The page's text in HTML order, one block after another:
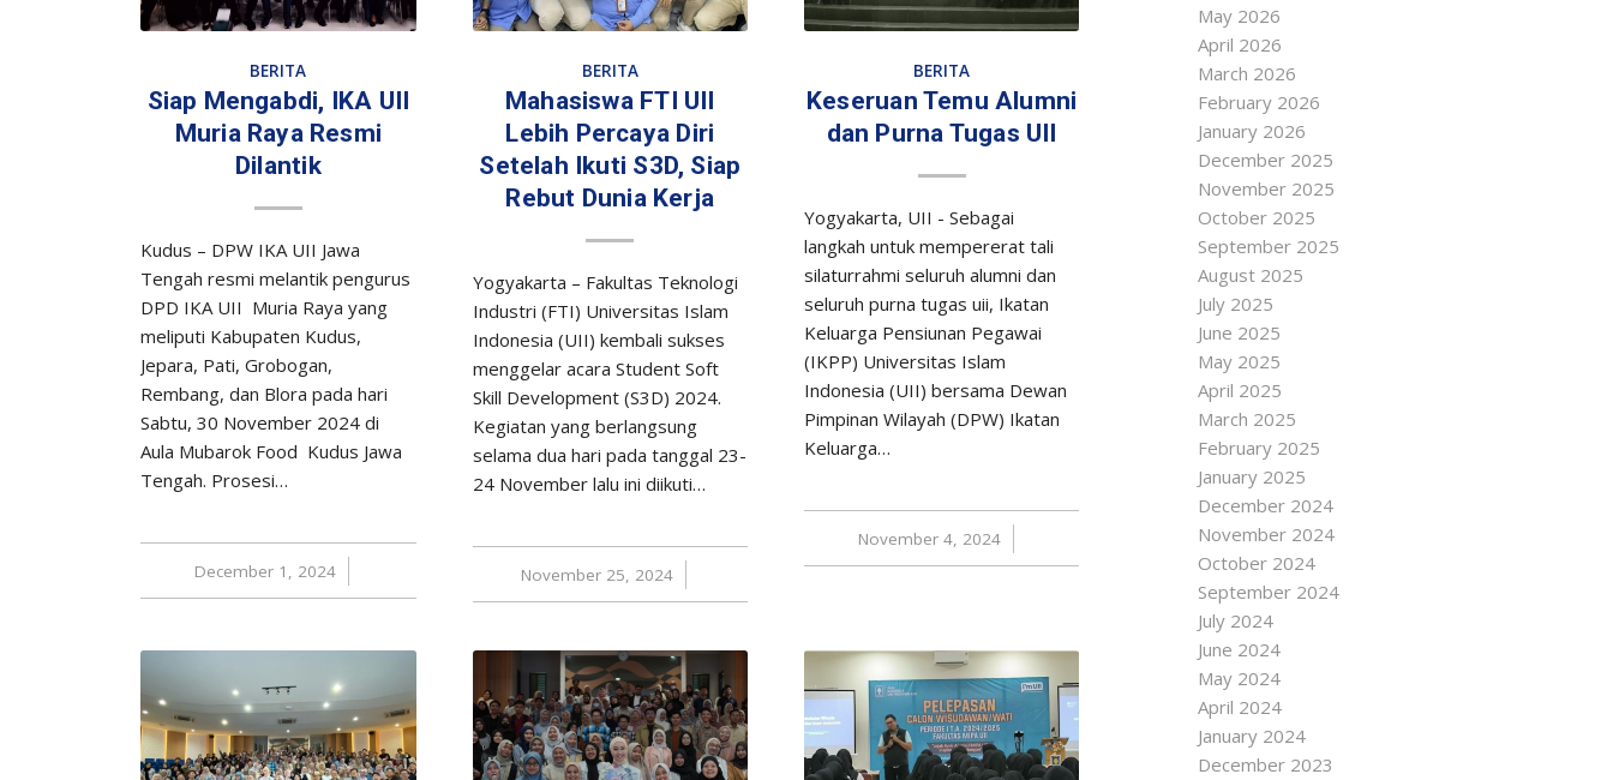
BERITA
Siap Mengabdi, IKA UII
Muria Raya Resmi
Dilantik
Kudus – DPW IKA UII Jawa
Tengah resmi melantik pengurus
DPD IKA UII Muria Raya yang
meliputi Kabupaten Kudus,
Jepara, Pati, Grobogan,
Rembang, dan Blora pada hari
Sabtu, 30 November 2024 di
Aula Mubarok Food Kudus Jawa
Tengah. Prosesi…
December 1, 2024
/
BERITA
Mahasiswa FTI UII
Lebih Percaya Diri
Setelah Ikuti S3D, Siap
Rebut Dunia Kerja
Yogyakarta – Fakultas Teknologi
Industri (FTI) Universitas Islam
Indonesia (UII) kembali sukses
menggelar acara Student Soft
Skill Development (S3D) 2024.
Kegiatan yang berlangsung
selama dua hari pada tanggal 23-
24 November lalu ini diikuti…
November 25, 2024
/
BERITA
Keseruan Temu Alumni
dan Purna Tugas UII
Yogyakarta, UII - Sebagai
langkah untuk mempererat tali
silaturrahmi seluruh alumni dan
seluruh purna tugas uii, Ikatan
Keluarga Pensiunan Pegawai
(IKPP) Universitas Islam
Indonesia (UII) bersama Dewan
Pimpinan Wilayah (DPW) Ikatan
Keluarga…
November 4, 2024
/
May 2026
April 2026
March 2026
February 2026
January 2026
December 2025
November 2025
October 2025
September 2025
August 2025
July 2025
June 2025
May 2025
April 2025
March 2025
February 2025
January 2025
December 2024
November 2024
October 2024
September 2024
July 2024
June 2024
May 2024
April 2024
January 2024
December 2023